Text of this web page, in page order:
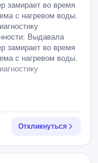
замирает во время
с нагревом воды.
Выдавала
замирает во время
с нагревом воды.
Откликнуться